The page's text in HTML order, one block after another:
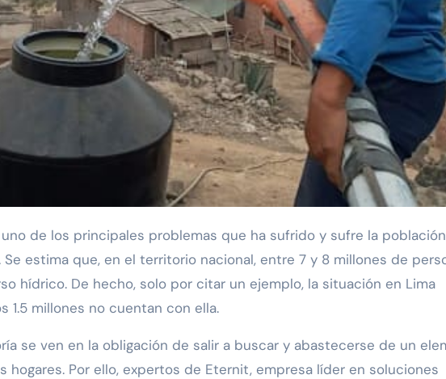
Se estima que, en el territorio nacional, entre 7 y 8 millones de
hídrico. De hecho, solo por citar un ejemplo, la situación en Lima
1.5 millones no cuentan con ella.
se ven en la obligación de salir a buscar y abastecerse de un
hogares. Por ello, expertos de Eternit, empresa líder en soluciones